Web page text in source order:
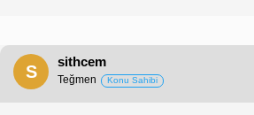
S
sithcem
Teğmen Konu Sahibi